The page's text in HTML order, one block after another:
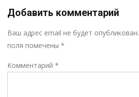
Добавить комментарий
Ваш адрес email не будет опубликован.
поля помечены *
Комментарий *